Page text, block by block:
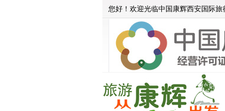
您好！欢迎光临中国康辉西安国际